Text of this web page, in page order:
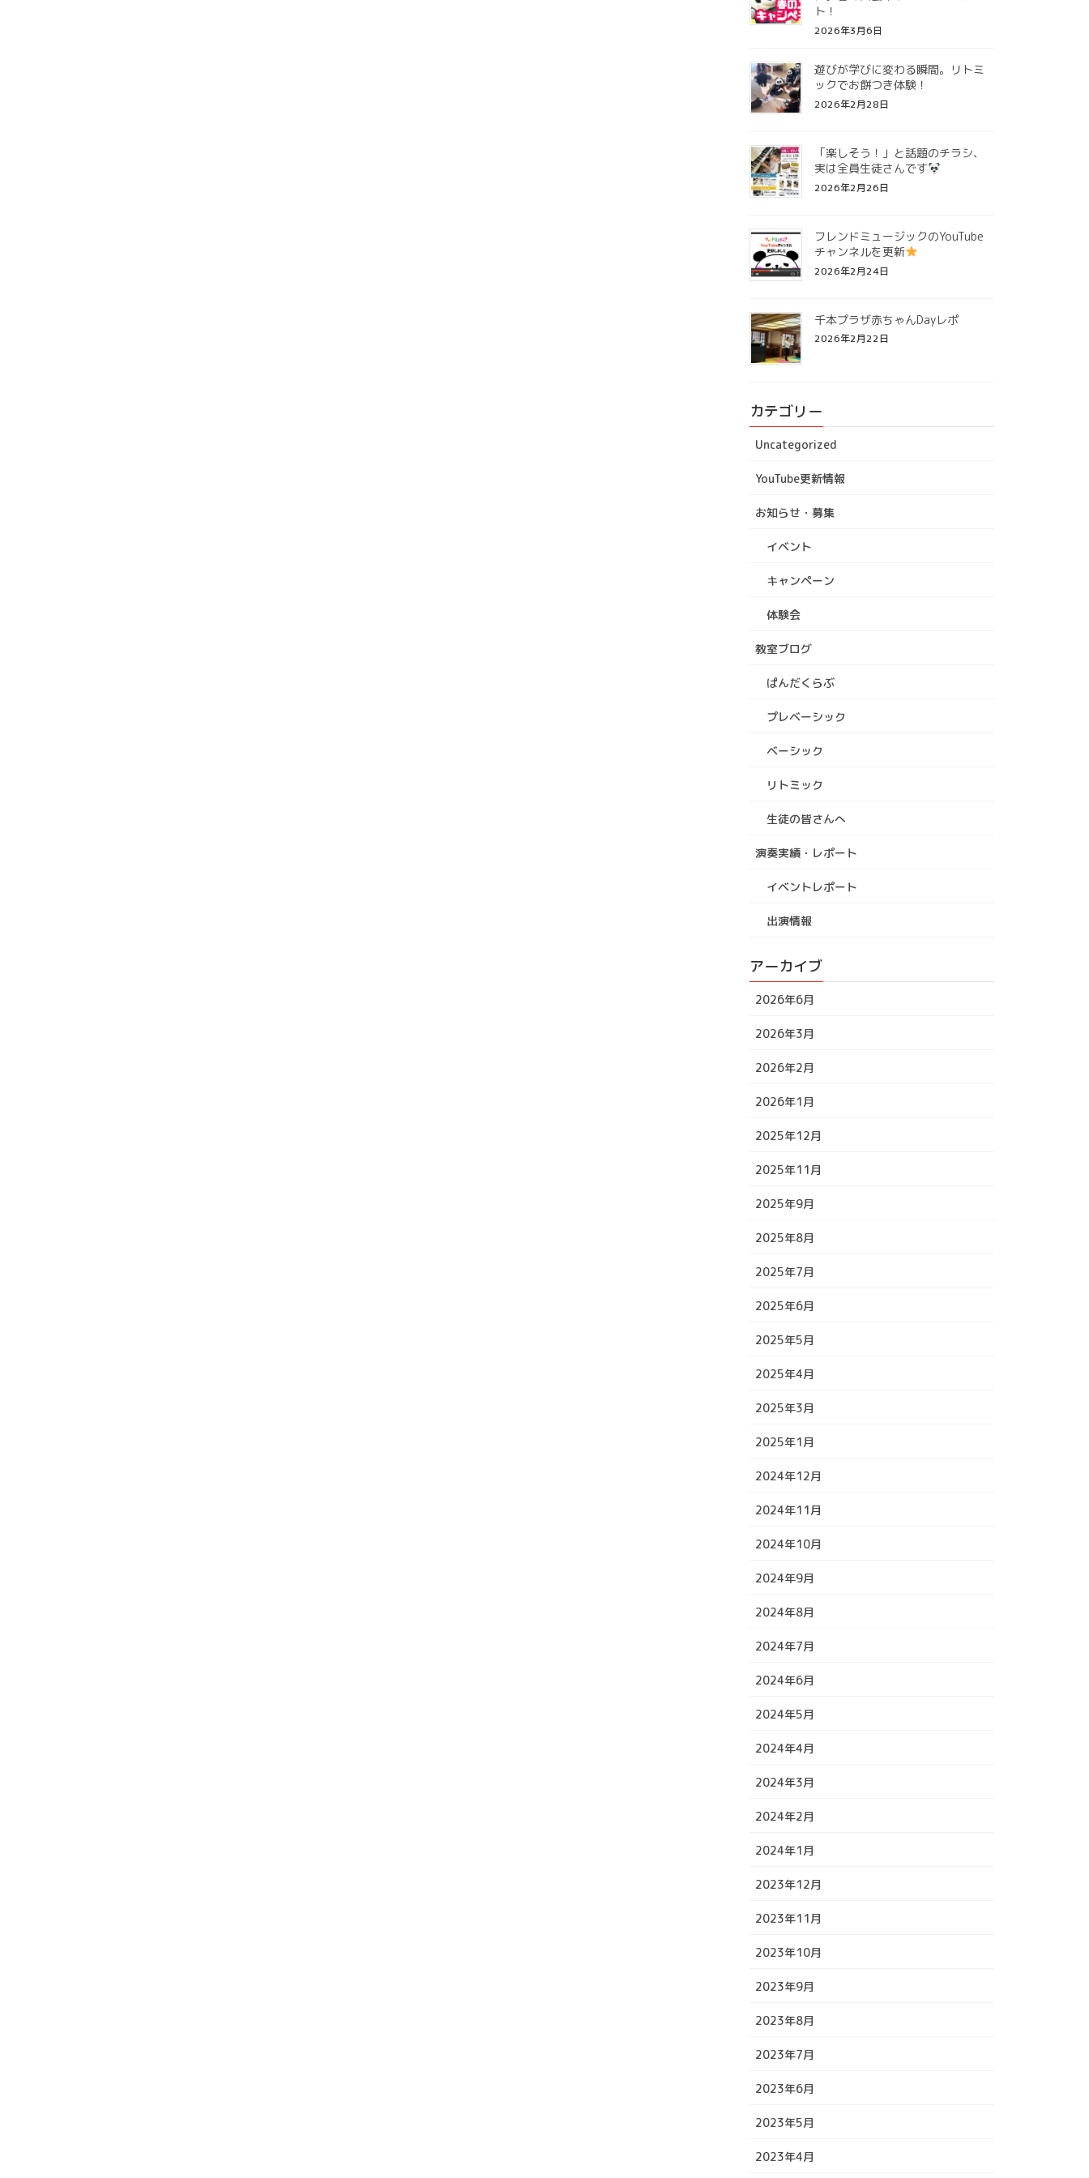
ト！
2026年3月6日
遊びが学びに変わる瞬間。リトミ
ックでお餅つき体験！
2026年2月28日
「楽しそう！」と話題のチラシ、
実は全員生徒さんです
2026年2月26日
フレンドミュージックのYouTube
チャンネルを更新
2026年2月24日
千本プラザ赤ちゃんDayレポ
2026年2月22日
カテゴリー
Uncategorized
YouTube更新情報
お知らせ・募集
イベント
キャンペーン
体験会
教室ブログ
ぱんだくらぶ
プレベーシック
ベーシック
リトミック
生徒の皆さんへ
演奏実績・レポート
イベントレポート
出演情報
アーカイブ
2026年6月
2026年3月
2026年2月
2026年1月
2025年12月
2025年11月
2025年9月
2025年8月
2025年7月
2025年6月
2025年5月
2025年4月
2025年3月
2025年1月
2024年12月
2024年11月
2024年10月
2024年9月
2024年8月
2024年7月
2024年6月
2024年5月
2024年4月
2024年3月
2024年2月
2024年1月
2023年12月
2023年11月
2023年10月
2023年9月
2023年8月
2023年7月
2023年6月
2023年5月
2023年4月